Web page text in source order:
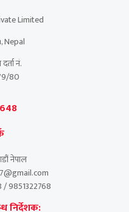
Limited
Nepal
नं.
80
नेपाल
/ 9851322768
निर्देशक: